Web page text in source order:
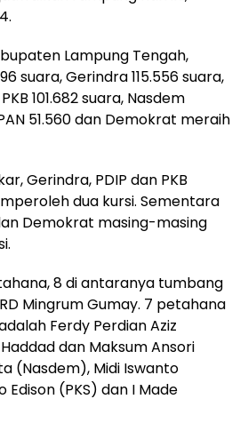
Lampung Tengah,
suara, Gerindra 115.556 suara,
101.682 suara, Nasdem
51.560 dan Demokrat meraih
Gerindra, PDIP dan PKB
dua kursi. Sementara
Demokrat masing-masing
8 di antaranya tumbang
Mingrum Gumay. 7 petahana
Ferdy Perdian Aziz
dan Maksum Ansori
(Nasdem), Midi Iswanto
(PKS) dan I Made